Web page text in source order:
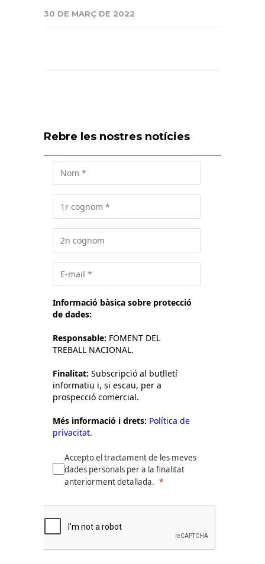
30 DE MARÇ DE 2022
Rebre les nostres notícies
Informació bàsica sobre protecció
de dades:
Responsable: FOMENT DEL
TREBALL NACIONAL.
Finalitat: Subscripció al butlletí
informatiu i, si escau, per a
prospecció comercial.
Més informació i drets: Política de
privacitat.
Accepto el tractament de les meves
dades personals per a la finalitat
anteriorment detallada.